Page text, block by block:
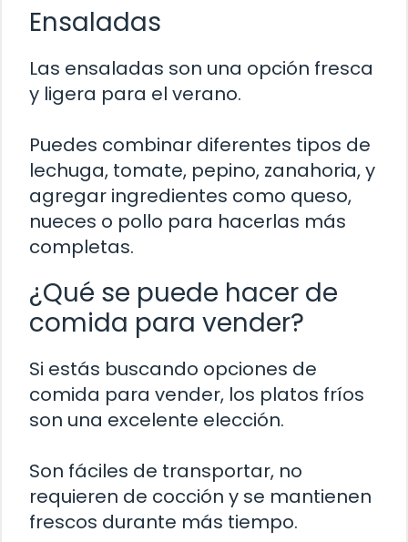
Ensaladas
Las ensaladas son una opción fresca
y ligera para el verano.
Puedes combinar diferentes tipos de
lechuga, tomate, pepino, zanahoria, y
agregar ingredientes como queso,
nueces o pollo para hacerlas más
completas.
¿Qué se puede hacer de
comida para vender?
Si estás buscando opciones de
comida para vender, los platos fríos
son una excelente elección.
Son fáciles de transportar, no
requieren de cocción y se mantienen
frescos durante más tiempo.